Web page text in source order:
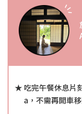
吃完午餐休息片
a，不需再開車移